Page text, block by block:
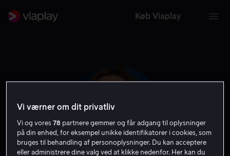
Køb Viaplay
Vi værner om dit privatliv
Vi og vores78 partnere gemmer og får adgang til oplysninger
på din enhed, for eksempel unikke identifikatorer i cookies, som
bruges til behandling af personoplysninger. Du kan acceptere
eller administrere dine valg ved at klikke nedenfor. Her kan du